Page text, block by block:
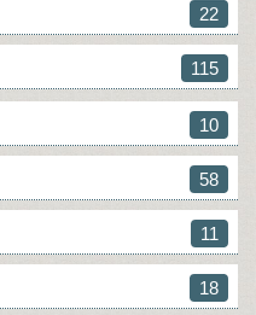
22
115
10
58
11
18